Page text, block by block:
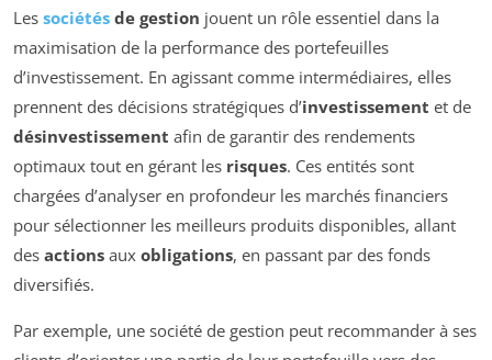
Les sociétés de gestion jouent un rôle essentiel dans la
maximisation de la performance des portefeuilles
d’investissement. En agissant comme intermédiaires, elles
prennent des décisions stratégiques d’investissement et de
désinvestissement afin de garantir des rendements
optimaux tout en gérant les risques. Ces entités sont
chargées d’analyser en profondeur les marchés financiers
pour sélectionner les meilleurs produits disponibles, allant
des actions aux obligations, en passant par des fonds
diversifiés.
Par exemple, une société de gestion peut recommander à ses